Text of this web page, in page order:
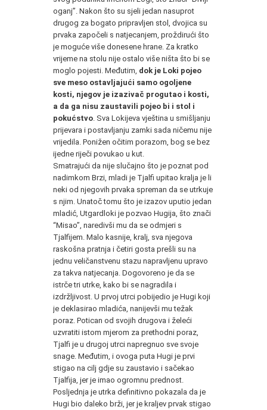
oganj”. Nakon što su sjeli jedan nasuprot
drugog za bogato pripravljen stol, dvojica su
prvaka započeli s natjecanjem, proždirući što
je moguće više donesene hrane. Za kratko
vrijeme na stolu nije ostalo više ništa što bi se
moglo pojesti. Međutim, dok je Loki pojeo
sve meso ostavljajući samo ogoljene
kosti, njegov je izazivač progutao i kosti,
a da ga nisu zaustavili pojeo bi i stol i
pokućstvo . Sva Lokijeva vještina u smišljanju
prijevara i postavljanju zamki sada ničemu nije
vrijedila. Ponižen očitim porazom, bog se bez
ijedne riječi povukao u kut.
Smatrajući da nije slučajno što je poznat pod
nadimkom Brzi, mladi je Tjalfi upitao kralja je li
neki od njegovih prvaka spreman da se utrkuje
s njim. Unatoč tomu što je izazov uputio jedan
mladić, Utgardloki je pozvao Hugija, što znači
“Misao”, naredivši mu da se odmjeri s
Tjalfijem. Malo kasnije, kralj, sva njegova
raskošna pratnja i četiri gosta prešli su na
jednu veličanstvenu stazu napravljenu upravo
za takva natjecanja. Dogovoreno je da se
istrče tri utrke, kako bi se nagradila i
izdržljivost. U prvoj utrci pobijedio je Hugi koji
je deklasirao mladića, nanijevši mu težak
poraz. Potican od svojih drugova i želeći
uzvratiti istom mjerom za prethodni poraz,
Tjalfi je u drugoj utrci napregnuo sve svoje
snage. Međutim, i ovoga puta Hugi je prvi
stigao na cilj gdje su zaustavio i sačekao
Tjalfija, jer je imao ogromnu prednost.
Posljednja je utrka definitivno pokazala da je
Hugi bio daleko brži, jer je kraljev prvak stigao